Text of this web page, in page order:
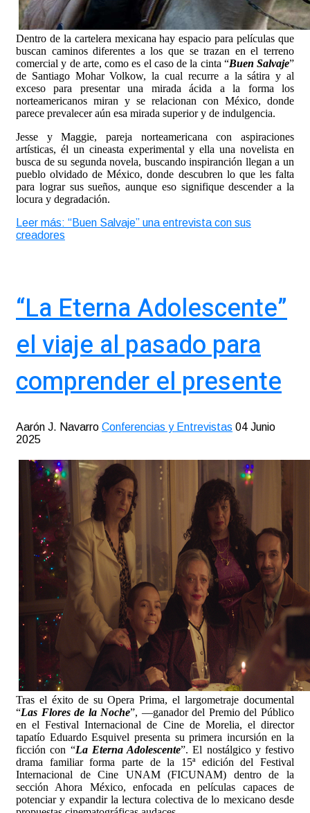
Dentro de la cartelera mexicana hay espacio para películas que
buscan caminos diferentes a los que se trazan en el terreno
comercial y de arte, como es el caso de la cinta “Buen Salvaje”
de Santiago Mohar Volkow, la cual recurre a la sátira y al
exceso para presentar una mirada ácida a la forma los
norteamericanos miran y se relacionan con México, donde
parece prevalecer aún esa mirada superior y de indulgencia.
Jesse y Maggie, pareja norteamericana con aspiraciones
artísticas, él un cineasta experimental y ella una novelista en
busca de su segunda novela, buscando inspiranción llegan a un
pueblo olvidado de México, donde descubren lo que les falta
para lograr sus sueños, aunque eso signifique descender a la
locura y degradación.
Leer más: “Buen Salvaje” una entrevista con sus
creadores
“La Eterna Adolescente”
el viaje al pasado para
comprender el presente
Aarón J. Navarro Conferencias y Entrevistas 04 Junio
2025
Tras el éxito de su Opera Prima, el largometraje documental
“Las Flores de la Noche”, —ganador del Premio del Público
en el Festival Internacional de Cine de Morelia, el director
tapatío Eduardo Esquivel presenta su primera incursión en la
ficción con “La Eterna Adolescente”. El nostálgico y festivo
drama familiar forma parte de la 15ª edición del Festival
Internacional de Cine UNAM (FICUNAM) dentro de la
sección Ahora México, enfocada en películas capaces de
potenciar y expandir la lectura colectiva de lo mexicano desde